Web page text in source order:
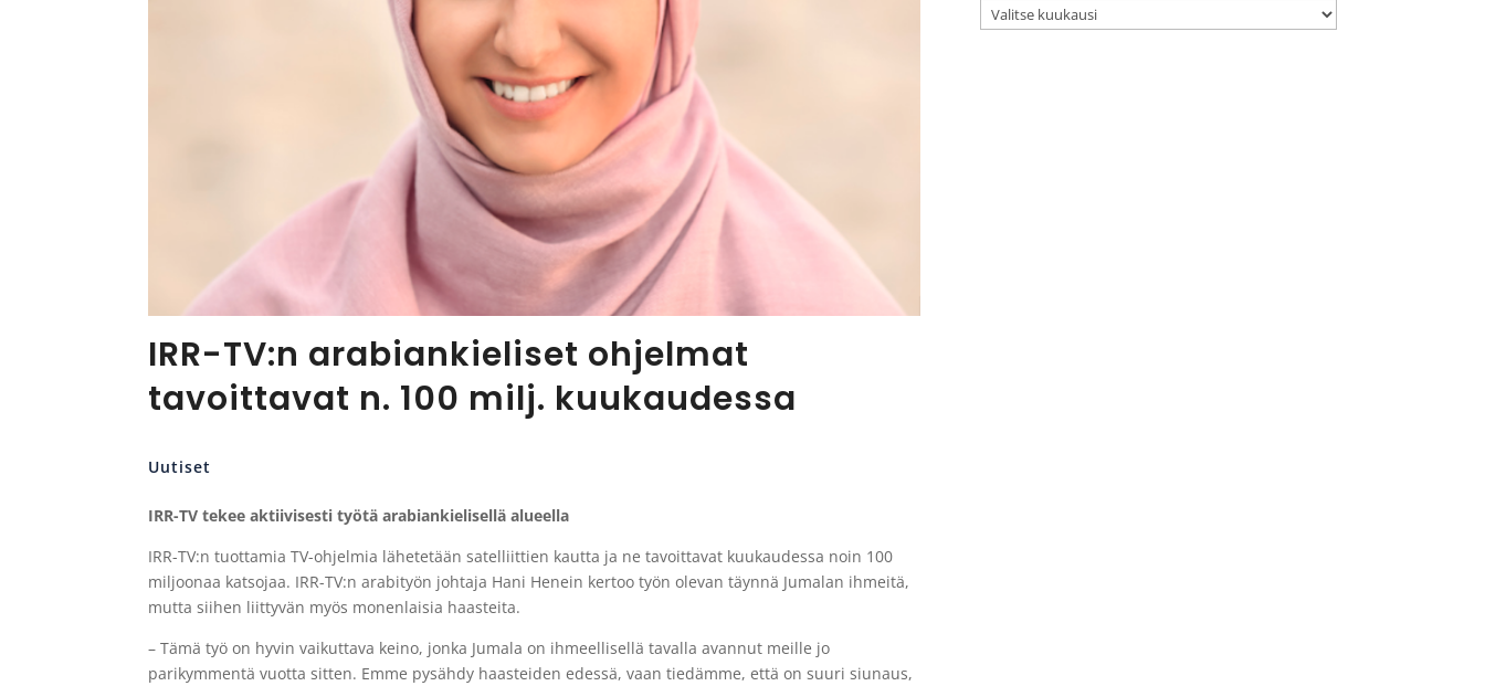
IRR-TV:n arabiankieliset ohjelmat
tavoittavat n. 100 milj. kuukaudessa
Uutiset
IRR-TV tekee aktiivisesti työtä arabiankielisellä alueella
IRR-TV:n tuottamia TV-ohjelmia lähetetään satelliittien kautta ja ne tavoittavat kuukaudessa noin 100
miljoonaa katsojaa. IRR-TV:n arabityön johtaja Hani Henein kertoo työn olevan täynnä Jumalan ihmeitä,
mutta siihen liittyvän myös monenlaisia haasteita.
– Tämä työ on hyvin vaikuttava keino, jonka Jumala on ihmeellisellä tavalla avannut meille jo
parikymmentä vuotta sitten. Emme pysähdy haasteiden edessä, vaan tiedämme, että on suuri siunaus,